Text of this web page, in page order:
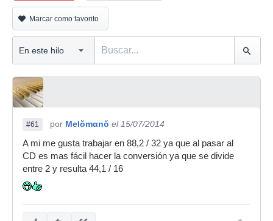
Marcar como favorito
#61 por Melŏmαnŏ el 15/07/2014
A mi me gusta trabajar en 88,2 / 32 ya que al pasar al
CD es mas fácil hacer la conversión ya que se divide
entre 2 y resulta 44,1 / 16